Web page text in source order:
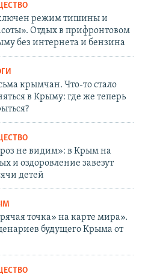
режим тишины и
Отдых в прифронтовом
без интернета и бензина
крымчан. Что-то стало
в Крыму: где же теперь
не видим»: в Крым на
и оздоровление завезут
детей
точка» на карте мира».
будущего Крыма от